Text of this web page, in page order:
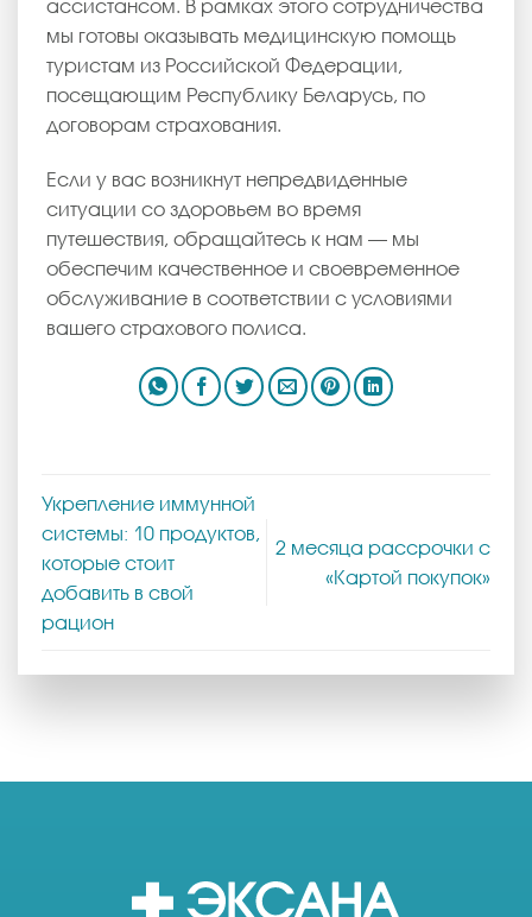
ассистансом. В рамках этого сотрудничества
мы готовы оказывать медицинскую помощь
туристам из Российской Федерации,
посещающим Республику Беларусь, по
договорам страхования.
Если у вас возникнут непредвиденные
ситуации со здоровьем во время
путешествия, обращайтесь к нам — мы
обеспечим качественное и своевременное
обслуживание в соответствии с условиями
вашего страхового полиса.
Укрепление иммунной
системы: 10 продуктов,
которые стоит
добавить в свой
рацион
2 месяца рассрочки с
«Картой покупок»